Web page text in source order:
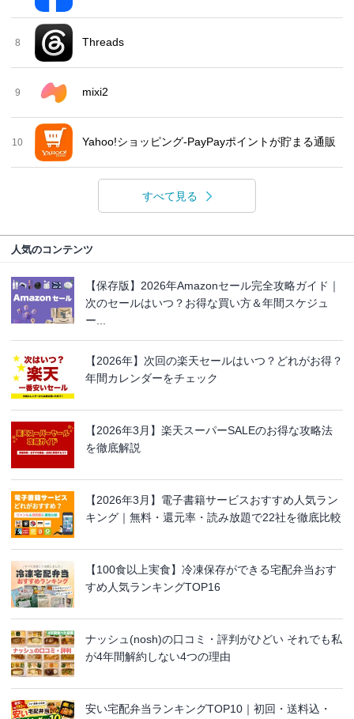
8 Threads
9 mixi2
10 Yahoo!ショッピング-PayPayポイントが貯まる通販
すべて見る
人気のコンテンツ
【保存版】2026年Amazonセール完全攻略ガイド｜
次のセールはいつ？お得な買い方＆年間スケジュ
ー...
【2026年】次回の楽天セールはいつ？どれがお得？
年間カレンダーをチェック
【2026年3月】楽天スーパーSALEのお得な攻略法
を徹底解説
【2026年3月】電子書籍サービスおすすめ人気ラン
キング｜無料・還元率・読み放題で22社を徹底比較
【100食以上実食】冷凍保存ができる宅配弁当おす
すめ人気ランキングTOP16
ナッシュ(nosh)の口コミ・評判がひどい それでも私
が4年間解約しない4つの理由
安い宅配弁当ランキングTOP10｜初回・送料込・